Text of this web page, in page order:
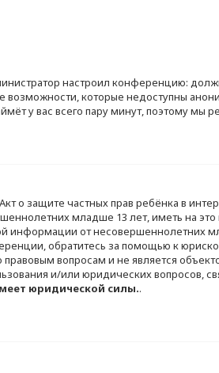
настроил конференцию:
которые недоступны
у вас всего пару минут, поэтому мы
о защите частных прав ребёнка в
младше 13 лет, иметь на
информации от несовершеннолетних
обратитесь за помощью к
вопросам и не является
и/или юридических вопросов,
юридической силы..